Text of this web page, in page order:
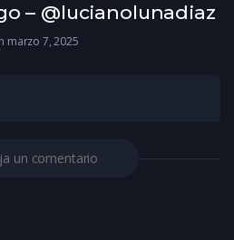
– @lucianolunadiaz
marzo 7, 2025
un comentario